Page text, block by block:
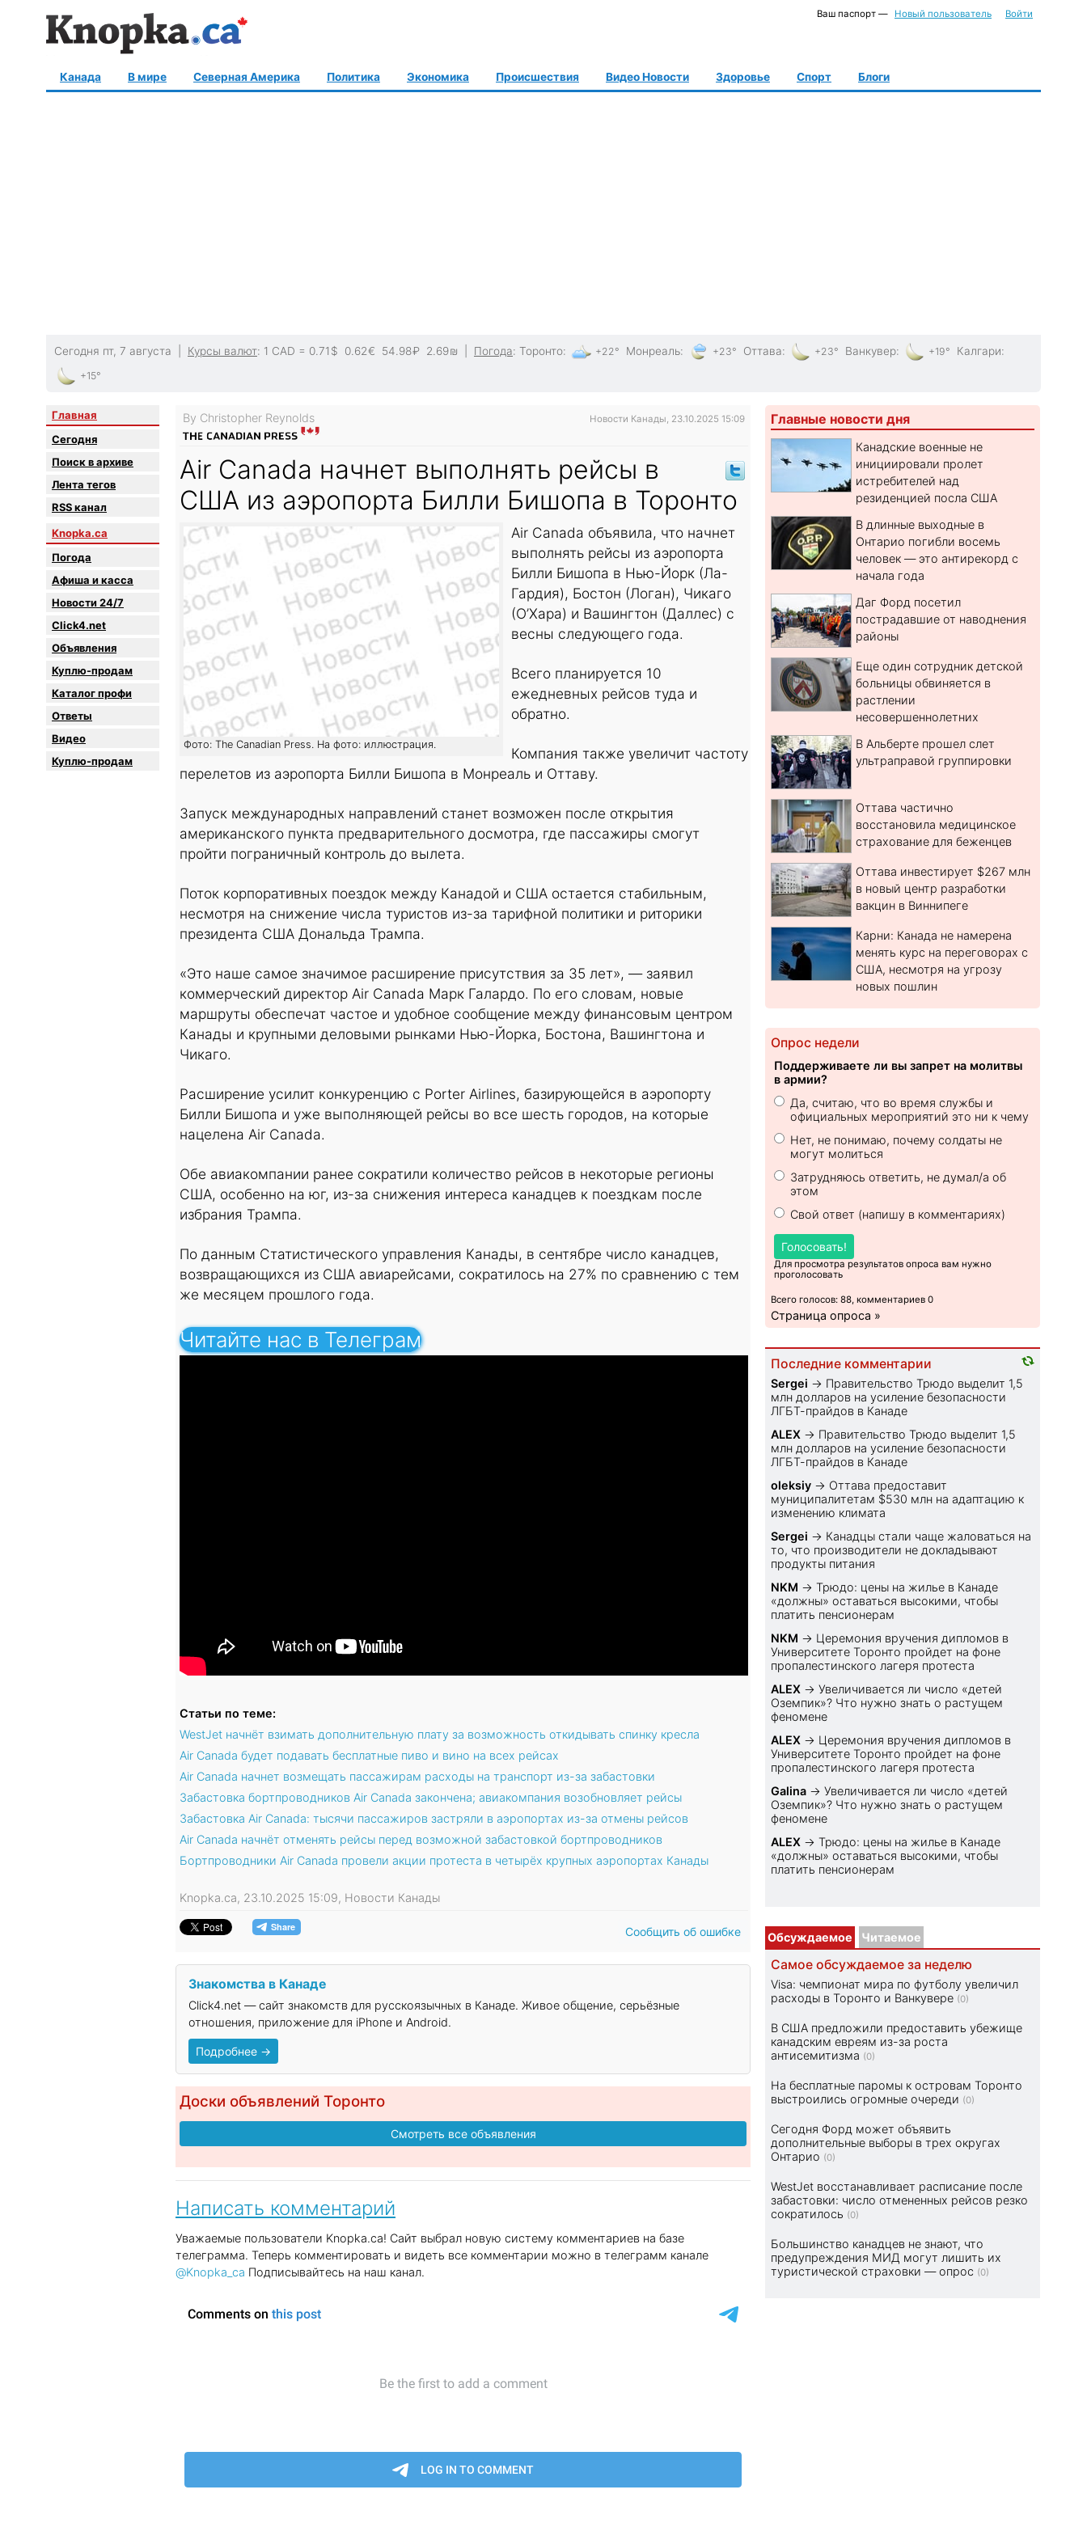
Ваш паспорт — Новый пользователь Войти
Канада В мире Северная Америка Политика Экономика Происшествия Видео Новости Здоровье Спорт Блоги
Сегодня пт, 7 августа | Курсы валют: 1 CAD = 0.71 $ 0.62€ 54.98₽ 2.69₪ Погода: Торонто: +22° Монреаль: +23° Оттава: +23° Ванкувер: +19° Калгари:
+15°
Главная
Сегодня
Поиск в архиве
Лента тегов
RSS канал
Knopka.ca
Погода
Афиша и касса
Новости 24/7
Click4.net
Объявления
Куплю-продам
Каталог профи
Oтветы
Видео
Куплю-продам
By Christopher Reynolds Новости Канады, 23.10.2025 15:09
Air Canada начнет выполнять рейсы в
США из аэропорта Билли Бишопа в Торонто
Фото: The Canadian Press. На фото: иллюстрация.
Air Canada объявила, что начнет
выполнять рейсы из аэропорта
Билли Бишопа в Нью-Йорк (Ла-
Гардия), Бостон (Логан), Чикаго
(О’Хара) и Вашингтон (Даллес) с
весны следующего года.
Всего планируется 10
ежедневных рейсов туда и
обратно.
Компания также увеличит частоту
перелетов из аэропорта Билли Бишопа в Монреаль и Оттаву.
Запуск международных направлений станет возможен после открытия
американского пункта предварительного досмотра, где пассажиры смогут
пройти пограничный контроль до вылета.
Поток корпоративных поездок между Канадой и США остается стабильным,
несмотря на снижение числа туристов из-за тарифной политики и риторики
президента США Дональда Трампа.
«Это наше самое значимое расширение присутствия за 35 лет», — заявил
коммерческий директор Air Canada Марк Галардо. По его словам, новые
маршруты обеспечат частое и удобное сообщение между финансовым центром
Канады и крупными деловыми рынками Нью-Йорка, Бостона, Вашингтона и
Чикаго.
Расширение усилит конкуренцию с Porter Airlines, базирующейся в аэропорту
Билли Бишопа и уже выполняющей рейсы во все шесть городов, на которые
нацелена Air Canada.
Обе авиакомпании ранее сократили количество рейсов в некоторые регионы
США, особенно на юг, из-за снижения интереса канадцев к поездкам после
избрания Трампа.
По данным Статистического управления Канады, в сентябре число канадцев,
возвращающихся из США авиарейсами, сократилось на 27% по сравнению с тем
же месяцем прошлого года.
Читайте нас в Телеграм
Статьи по теме:
WestJet начнёт взимать дополнительную плату за возможность откидывать спинку кресла
Air Canada будет подавать бесплатные пиво и вино на всех рейсах
Air Canada начнет возмещать пассажирам расходы на транспорт из-за забастовки
Забастовка бортпроводников Air Canada закончена; авиакомпания возобновляет рейсы
Забастовка Air Canada: тысячи пассажиров застряли в аэропортах из-за отмены рейсов
Air Canada начнёт отменять рейсы перед возможной забастовкой бортпроводников
Бортпроводники Air Canada провели акции протеста в четырёх крупных аэропортах Канады
Knopka.ca, 23.10.2025 15:09, Новости Канады
Сообщить об ошибке
Знакомства в Канаде
Click4.net — сайт знакомств для русскоязычных в Канаде. Живое общение, серьёзные
отношения, приложение для iPhone и Android.
Подробнее →
Доски объявлений Торонто
Смотреть все объявления
Написать комментарий
Уважаемые пользователи Knopka.ca! Сайт выбрал новую систему комментариев на базе
телеграмма. Теперь комментировать и видеть все комментарии можно в телеграмм канале
@Knopka_ca Подписывайтесь на наш канал.
Главные новости дня
Канадские военные не
инициировали пролет
истребителей над
резиденцией посла США
В длинные выходные в
Онтарио погибли восемь
человек — это антирекорд с
начала года
Даг Форд посетил
пострадавшие от наводнения
районы
Еще один сотрудник детской
больницы обвиняется в
растлении
несовершеннолетних
В Альберте прошел слет
ультраправой группировки
Оттава частично
восстановила медицинское
страхование для беженцев
Оттава инвестирует $267 млн
в новый центр разработки
вакцин в Виннипеге
Карни: Канада не намерена
менять курс на переговорах с
США, несмотря на угрозу
новых пошлин
Опрос недели
Поддерживаете ли вы запрет на молитвы
в армии?
Да, считаю, что во время службы и
официальных мероприятий это ни к чему
Нет, не понимаю, почему солдаты не
могут молиться
Затрудняюсь ответить, не думал/а об
этом
Свой ответ (напишу в комментариях)
Голосовать!
Для просмотра результатов опроса вам нужно
проголосовать
Всего голосов: 88, комментариев 0
Страница опроса »
Последние комментарии
Sеrgei → Правительство Трюдо выделит 1,5
млн долларов на усиление безопасности
ЛГБТ-прайдов в Канаде
ALEX → Правительство Трюдо выделит 1,5
млн долларов на усиление безопасности
ЛГБТ-прайдов в Канаде
oleksiy → Оттава предоставит
муниципалитетам $530 млн на адаптацию к
изменению климата
Sеrgei → Канадцы стали чаще жаловаться на
то, что производители не докладывают
продукты питания
NKM →Трюдо: цены на жилье в Канаде
«должны» оставаться высокими, чтобы
платить пенсионерам
NKM → Церемония вручения дипломов в
Университете Торонто пройдет на фоне
пропалестинского лагеря протеста
ALEX →Увеличивается ли число «детей
Оземпик»? Что нужно знать о растущем
феномене
ALEX → Церемония вручения дипломов в
Университете Торонто пройдет на фоне
пропалестинского лагеря протеста
Galina →Увеличивается ли число «детей
Оземпик»? Что нужно знать о растущем
феномене
ALEX →Трюдо: цены на жилье в Канаде
«должны» оставаться высокими, чтобы
платить пенсионерам
Обсуждаемое Читаемое
Самое обсуждаемое за неделю
Visa: чемпионат мира по футболу увеличил
расходы в Торонто и Ванкувере (0)
В США предложили предоставить убежище
канадским евреям из-за роста
антисемитизма (0)
На бесплатные паромы к островам Торонто
выстроились огромные очереди (0)
Сегодня Форд может объявить
дополнительные выборы в трех округах
Онтарио (0)
WestJet восстанавливает расписание после
забастовки: число отмененных рейсов резко
сократилось (0)
Большинство канадцев не знают, что
предупреждения МИД могут лишить их
туристической страховки — опрос (0)